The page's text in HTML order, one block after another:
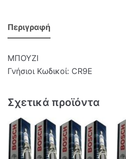
Περιγραφή
ΜΠΟΥΖΙ
Γνήσιοι Κωδικοί: CR9E
Σχετικά προϊόντα